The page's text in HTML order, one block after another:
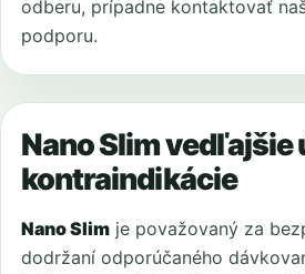
odberu, prípadne kontaktovať
podporu.
Nano Slim vedľajšie
kontraindikácie
Nano Slim je považovaný za
dodržaní odporúčaného